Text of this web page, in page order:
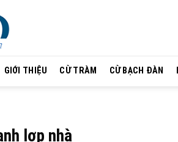
GIỚI THIỆU CỪ TRÀM CỪ BẠCH ĐÀN
lợp nhà